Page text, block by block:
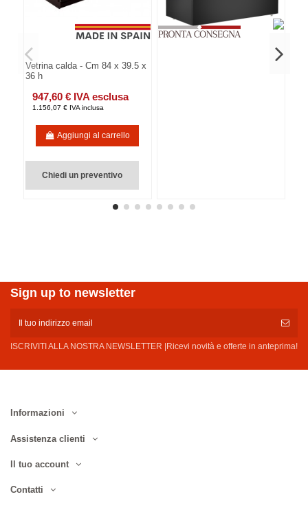
Vetrina calda - Cm 84 x 39.5 x
36 h
947,60 € IVA esclusa
1.156,07 € IVA inclusa
Aggiungi al carrello
Chiedi un preventivo
Sign up to newsletter
ISCRIVITI ALLA NOSTRA NEWSLETTER |Ricevi novità e offerte in anteprima!
Informazioni
Assistenza clienti
Il tuo account
Contatti